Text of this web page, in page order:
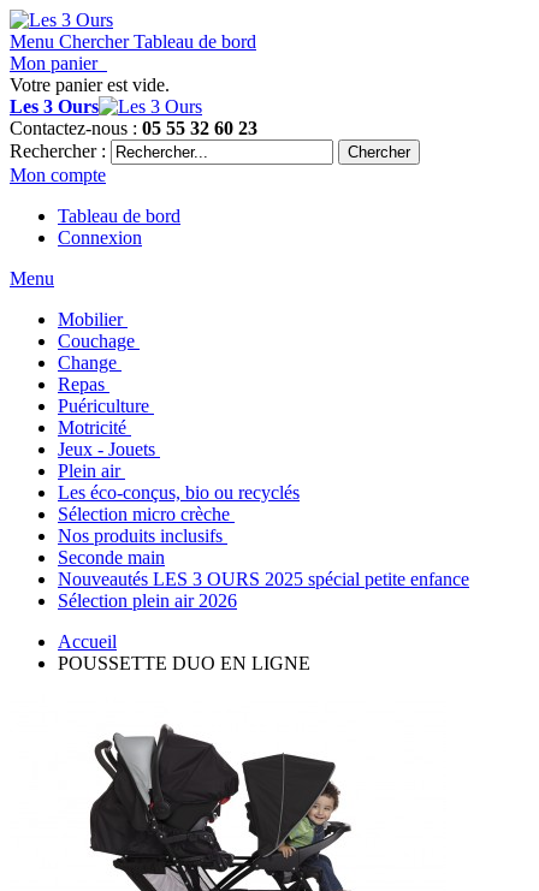
Menu Chercher Tableau de bord
Mon panier
Votre panier est vide.
Les 3 Ours
Contactez-nous : 05 55 32 60 23
Rechercher :
Chercher
Mon compte
Tableau de bord
Connexion
Menu
Mobilier
Couchage
Change
Repas
Puériculture
Motricité
Jeux - Jouets
Plein air
Les éco-conçus, bio ou recyclés
Sélection micro crèche
Nos produits inclusifs
Seconde main
Nouveautés LES 3 OURS 2025 spécial petite enfance
Sélection plein air 2026
Accueil
POUSSETTE DUO EN LIGNE